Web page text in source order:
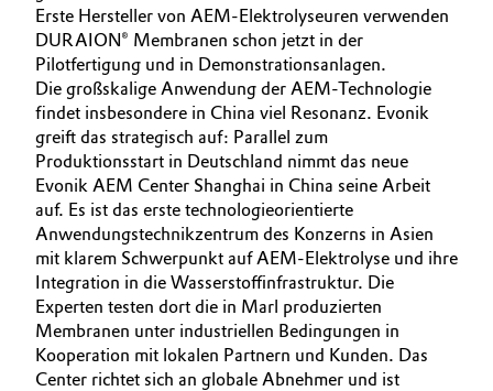
Erste Hersteller von AEM-Elektrolyseuren verwenden
DURAION® Membranen schon jetzt in der
Pilotfertigung und in Demonstrationsanlagen.
Die großskalige Anwendung der AEM-Technologie
findet insbesondere in China viel Resonanz. Evonik
greift das strategisch auf: Parallel zum
Produktionsstart in Deutschland nimmt das neue
Evonik AEM Center Shanghai in China seine Arbeit
auf. Es ist das erste technologieorientierte
Anwendungstechnikzentrum des Konzerns in Asien
mit klarem Schwerpunkt auf AEM-Elektrolyse und ihre
Integration in die Wasserstoffinfrastruktur. Die
Experten testen dort die in Marl produzierten
Membranen unter industriellen Bedingungen in
Kooperation mit lokalen Partnern und Kunden. Das
Center richtet sich an globale Abnehmer und ist